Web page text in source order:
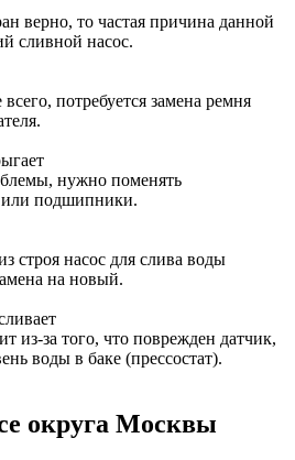
верно, то частая причина данной
сливной насос.
потребуется замена ремня
нужно поменять
подшипники.
строя насос для слива воды
на новый.
из-за того, что поврежден датчик,
воды в баке (прессостат).
округа Москвы